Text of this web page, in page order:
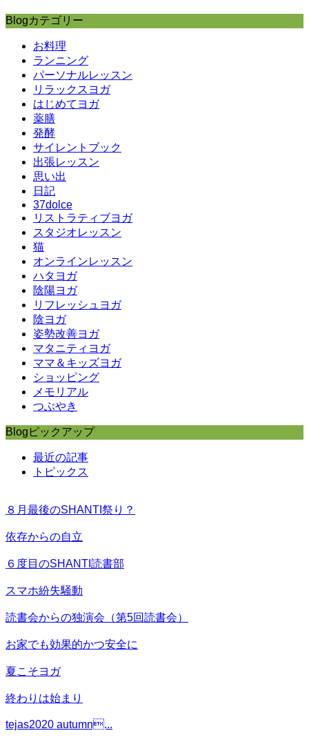
Blogカテゴリー
お料理
ランニング
パーソナルレッスン
リラックスヨガ
はじめてヨガ
薬膳
発酵
サイレントブック
出張レッスン
思い出
日記
37dolce
リストラティブヨガ
スタジオレッスン
猫
オンラインレッスン
ハタヨガ
陰陽ヨガ
リフレッシュヨガ
陰ヨガ
姿勢改善ヨガ
マタニティヨガ
ママ＆キッズヨガ
ショッピング
メモリアル
つぶやき
Blogピックアップ
最近の記事
トピックス
８月最後のSHANTI祭り？
依存からの自立
６度目のSHANTI読書部
スマホ紛失騒動
読書会からの独演会（第5回読書会）
お家でも効果的かつ安全に
夏こそヨガ
終わりは始まり
tejas2020 autumn...